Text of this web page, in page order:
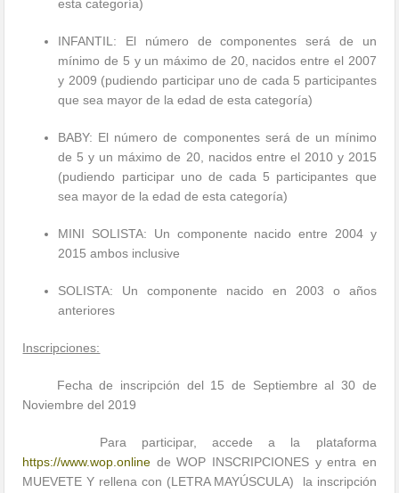
esta categoría)
INFANTIL: El número de componentes será de un
mínimo de 5 y un máximo de 20, nacidos entre el 2007
y 2009 (pudiendo participar uno de cada 5 participantes
que sea mayor de la edad de esta categoría)
BABY: El número de componentes será de un mínimo
de 5 y un máximo de 20, nacidos entre el 2010 y 2015
(pudiendo participar uno de cada 5 participantes que
sea mayor de la edad de esta categoría)
MINI SOLISTA: Un componente nacido entre 2004 y
2015 ambos inclusive
SOLISTA: Un componente nacido en 2003 o años
anteriores
Inscripciones:
Fecha de inscripción del 15 de Septiembre al 30 de
Noviembre del 2019
Para participar, accede a la plataforma
https://www.wop.online de WOP INSCRIPCIONES y entra en
MUEVETE Y rellena con (LETRA MAYÚSCULA) la inscripción